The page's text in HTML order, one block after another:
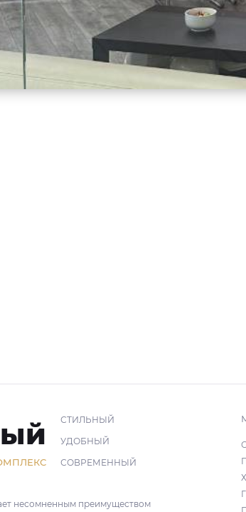
СТИЛЬНЫЙ
УДОБНЫЙ
СОВРЕМЕННЫЙ
несомненным преимуществом